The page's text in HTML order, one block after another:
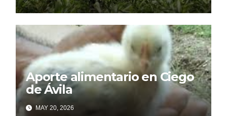
Aporte alimentario en Ciego
de Ávila
MAY 20, 2026